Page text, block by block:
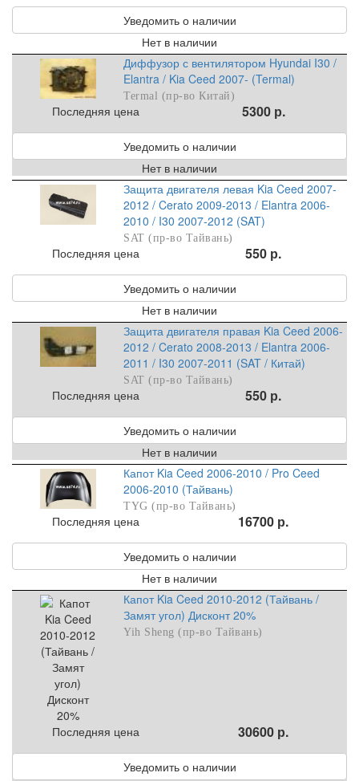
Уведомить о наличии
Нет в наличии
Диффузор с вентилятором Hyundai I30 /
Elantra / Kia Ceed 2007- (Termal)
Termal (пр-во Китай)
Последняя цена 5300 р.
Уведомить о наличии
Нет в наличии
Защита двигателя левая Kia Ceed 2007-
2012 / Cerato 2009-2013 / Elantra 2006-
2010 / I30 2007-2012 (SAT)
SAT (пр-во Тайвань)
Последняя цена 550 р.
Уведомить о наличии
Нет в наличии
Защита двигателя правая Kia Ceed 2006-
2012 / Cerato 2008-2013 / Elantra 2006-
2011 / I30 2007-2011 (SAT / Китай)
SAT (пр-во Тайвань)
Последняя цена 550 р.
Уведомить о наличии
Нет в наличии
Капот Kia Ceed 2006-2010 / Pro Ceed
2006-2010 (Тайвань)
TYG (пр-во Тайвань)
Последняя цена 16700 р.
Уведомить о наличии
Нет в наличии
Капот Kia Ceed 2010-2012 (Тайвань /
Замят угол) Дисконт 20%
Yih Sheng (пр-во Тайвань)
Последняя цена 30600 р.
Уведомить о наличии